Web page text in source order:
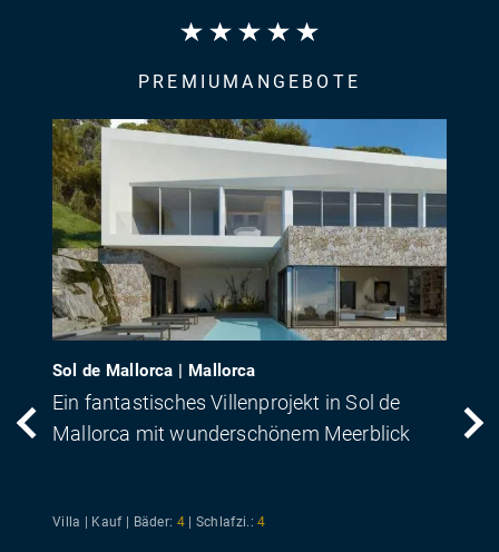
PREMIUMANGEBOTE
Sol de Mallorca | Mallorca
Ein fantastisches Villenprojekt in Sol de
Mallorca mit wunderschönem Meerblick
Villa | Kauf | Bäder: 4 | Schlafzi.: 4